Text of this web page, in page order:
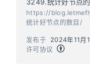
https://
统计好节点的数目/
发布于
2024年11月
许可协议